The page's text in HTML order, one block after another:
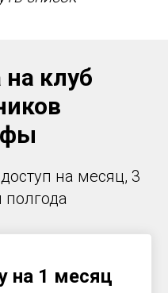
клуб
на месяц, 3
на 1 месяц